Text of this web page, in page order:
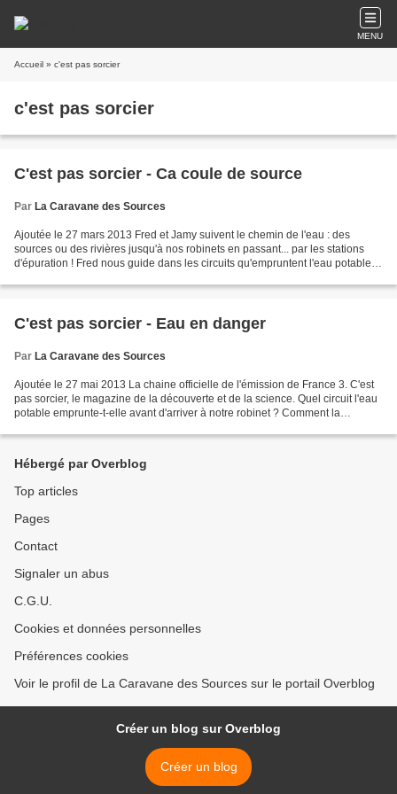
MENU
Accueil » c'est pas sorcier
c'est pas sorcier
C'est pas sorcier - Ca coule de source
Par La Caravane des Sources
Ajoutée le 27 mars 2013 Fred et Jamy suivent le chemin de l'eau : des
sources ou des rivières jusqu'à nos robinets en passant... par les stations
d'épuration ! Fred nous guide dans les circuits qu'empruntent l'eau potable et
C'est pas sorcier - Eau en danger
Par La Caravane des Sources
Ajoutée le 27 mai 2013 La chaine officielle de l'émission de France 3. C'est
pas sorcier, le magazine de la découverte et de la science. Quel circuit l'eau
potable emprunte-t-elle avant d'arriver à notre robinet ? Comment la
Hébergé par Overblog
Top articles
Pages
Contact
Signaler un abus
C.G.U.
Cookies et données personnelles
Préférences cookies
Voir le profil de La Caravane des Sources sur le portail Overblog
Créer un blog sur Overblog
Créer un blog